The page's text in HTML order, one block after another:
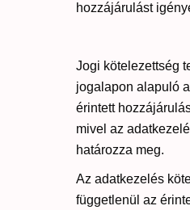
hozzájárulást
Jogi kötelezettség
jogalapon alapuló
érintett
mivel az
határozza meg.
Az adatkezelés
függetlenül az